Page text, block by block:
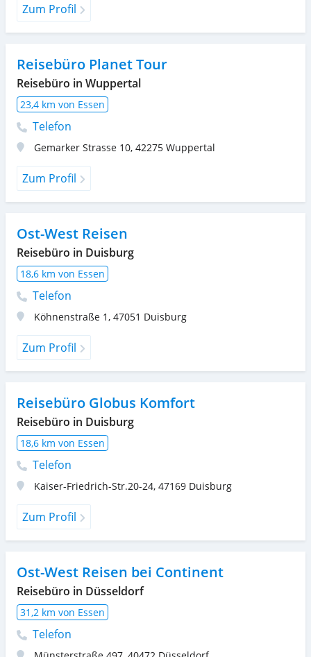
Zum Profil
Reisebüro Planet Tour
Reisebüro in Wuppertal
23,4 km von Essen
Telefon
Gemarker Strasse 10, 42275 Wuppertal
Zum Profil
Ost-West Reisen
Reisebüro in Duisburg
18,6 km von Essen
Telefon
Köhnenstraße 1 , 47051 Duisburg
Zum Profil
Reisebüro Globus Komfort
Reisebüro in Duisburg
18,6 km von Essen
Telefon
Kaiser-Friedrich-Str.20-24, 47169 Duisburg
Zum Profil
Ost-West Reisen bei Continent
Reisebüro in Düsseldorf
31,2 km von Essen
Telefon